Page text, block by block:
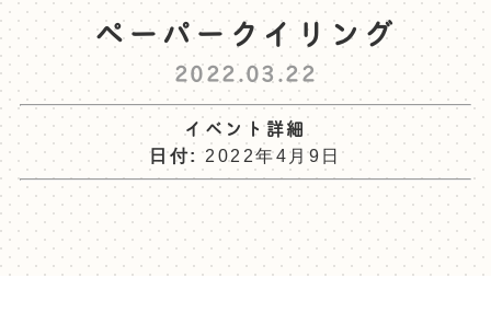
ペーパークイリング
2022.03.22
イベント詳細
日付: 2022年4月9日